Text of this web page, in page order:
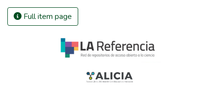
Full item page